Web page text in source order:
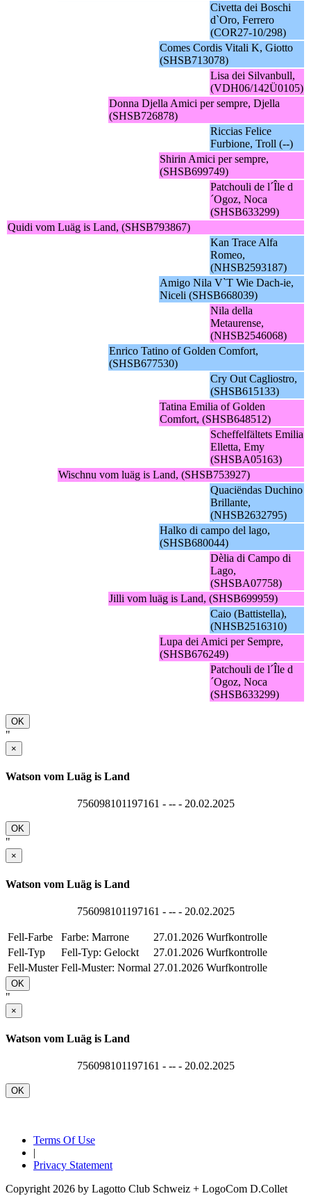
Civetta dei Boschi
d`Oro, Ferrero
(COR27-10/298)
Comes Cordis Vitali K, Giotto
(SHSB713078)
Lisa dei Silvanbull,
(VDH06/142Ü0105)
Donna Djella Amici per sempre, Djella
(SHSB726878)
Riccias Felice
Furbione, Troll (--)
Shirin Amici per sempre,
(SHSB699749)
Patchouli de l´Île d
´Ogoz, Noca
(SHSB633299)
Quidi vom Luäg is Land, (SHSB793867)
Kan Trace Alfa
Romeo,
(NHSB2593187)
Amigo Nila V`T Wie Dach-ie,
Niceli (SHSB668039)
Nila della
Metaurense,
(NHSB2546068)
Enrico Tatino of Golden Comfort,
(SHSB677530)
Cry Out Cagliostro,
(SHSB615133)
Tatina Emilia of Golden
Comfort, (SHSB648512)
Scheffelfältets Emilia
Elletta, Emy
(SHSBA05163)
Wischnu vom luäg is Land, (SHSB753927)
Quaciëndas Duchino
Brillante,
(NHSB2632795)
Halko di campo del lago,
(SHSB680044)
Dèlia di Campo di
Lago,
(SHSBA07758)
Jilli vom luäg is Land, (SHSB699959)
Caio (Battistella),
(NHSB2516310)
Lupa dei Amici per Sempre,
(SHSB676249)
Patchouli de l´Île d
´Ogoz, Noca
(SHSB633299)
OK
"
×
Watson vom Luäg is Land
756098101197161 - -- - 20.02.2025
OK
"
×
Watson vom Luäg is Land
756098101197161 - -- - 20.02.2025
Fell-Farbe Farbe: Marrone 27.01.2026 Wurfkontrolle
Fell-Typ
Fell-Typ: Gelockt 27.01.2026 Wurfkontrolle
Fell-Muster Fell-Muster: Normal 27.01.2026 Wurfkontrolle
OK
"
×
Watson vom Luäg is Land
756098101197161 - -- - 20.02.2025
OK
Terms Of Use
Privacy Statement
Copyright 2026 by Lagotto Club Schweiz + LogoCom D.Collet